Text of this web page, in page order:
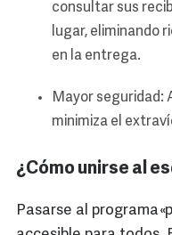
consultar sus
lugar, eliminando
en la entrega.
Mayor seguridad:
minimiza el
¿Cómo unirse al
Pasarse al programa